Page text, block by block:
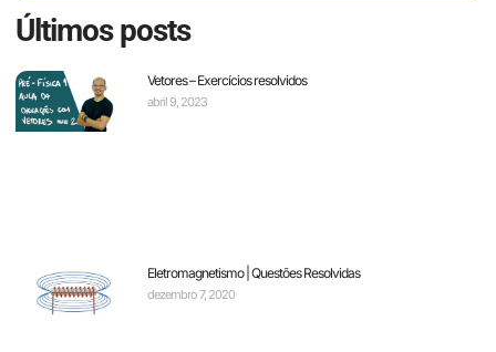
Últimos posts
Vetores – Exercícios resolvidos
abril 9, 2023
Eletromagnetismo | Questões Resolvidas
dezembro 7, 2020